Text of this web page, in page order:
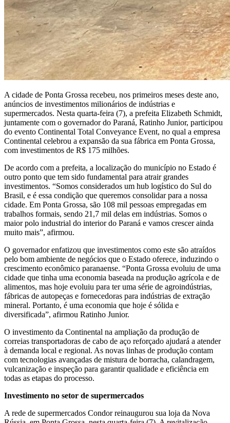
A cidade de Ponta Grossa recebeu, nos primeiros meses deste ano,
anúncios de investimentos milionários de indústrias e
supermercados. Nesta quarta-feira (7), a prefeita Elizabeth Schmidt,
juntamente com o governador do Paraná, Ratinho Junior, participou
do evento Continental Total Conveyance Event, no qual a empresa
Continental celebrou a expansão da sua fábrica em Ponta Grossa,
com investimentos de R$ 175 milhões.
De acordo com a prefeita, a localização do município no Estado é
outro ponto que tem sido fundamental para atrair grandes
investimentos. “Somos considerados um hub logístico do Sul do
Brasil, e é essa condição que queremos consolidar para a nossa
cidade. Em Ponta Grossa, são 108 mil pessoas empregadas em
trabalhos formais, sendo 21,7 mil delas em indústrias. Somos o
maior polo industrial do interior do Paraná e vamos crescer ainda
muito mais”, afirmou.
O governador enfatizou que investimentos como este são atraídos
pelo bom ambiente de negócios que o Estado oferece, induzindo o
crescimento econômico paranaense. “Ponta Grossa evoluiu de uma
cidade que tinha uma economia baseada na produção agrícola e de
alimentos, mas hoje evoluiu para ter uma série de agroindústrias,
fábricas de autopeças e fornecedoras para indústrias de extração
mineral. Portanto, é uma economia que hoje é sólida e
diversificada”, afirmou Ratinho Junior.
O investimento da Continental na ampliação da produção de
correias transportadoras de cabo de aço reforçado ajudará a atender
à demanda local e regional. As novas linhas de produção contam
com tecnologias avançadas de mistura de borracha, calandragem,
vulcanização e inspeção para garantir qualidade e eficiência em
todas as etapas do processo.
Investimento no setor de supermercados
A rede de supermercados Condor reinaugurou sua loja da Nova